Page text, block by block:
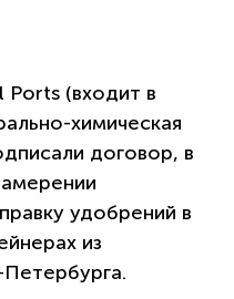
Ports (входит в
химическая
договор, в
удобрений в
из